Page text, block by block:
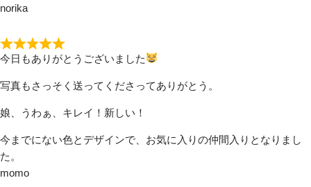
norika
今日もありがとうございました
写真もさっそく送ってくださってありがとう。
娘、うわぁ、キレイ！新しい！
今までにない色とデザインで、お気に入りの仲間入りとなりまし
た。
momo